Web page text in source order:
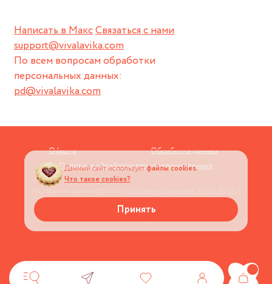
Написать в МаксСвязаться с нами
support@vivalavika.com
По всем вопросам обработки
персональных данных:
pd@vivalavika.com
Оферта
Обработка данных
Политика обработки персональных данных
Данный сайт используетфайлы cookies.
Что такое cookies?
Принять